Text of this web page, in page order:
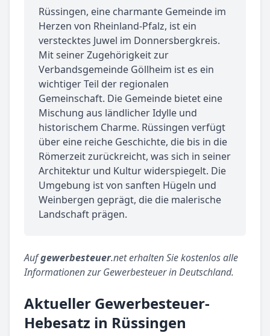
Rüssingen, eine charmante Gemeinde im
Herzen von Rheinland-Pfalz, ist ein
verstecktes Juwel im Donnersbergkreis.
Mit seiner Zugehörigkeit zur
Verbandsgemeinde Göllheim ist es ein
wichtiger Teil der regionalen
Gemeinschaft. Die Gemeinde bietet eine
Mischung aus ländlicher Idylle und
historischem Charme. Rüssingen verfügt
über eine reiche Geschichte, die bis in die
Römerzeit zurückreicht, was sich in seiner
Architektur und Kultur widerspiegelt. Die
Umgebung ist von sanften Hügeln und
Weinbergen geprägt, die die malerische
Landschaft prägen.
Aufgewerbesteuer.net erhalten Sie kostenlos alle
Informationen zur Gewerbesteuer in Deutschland.
Aktueller Gewerbesteuer-
Hebesatz in Rüssingen